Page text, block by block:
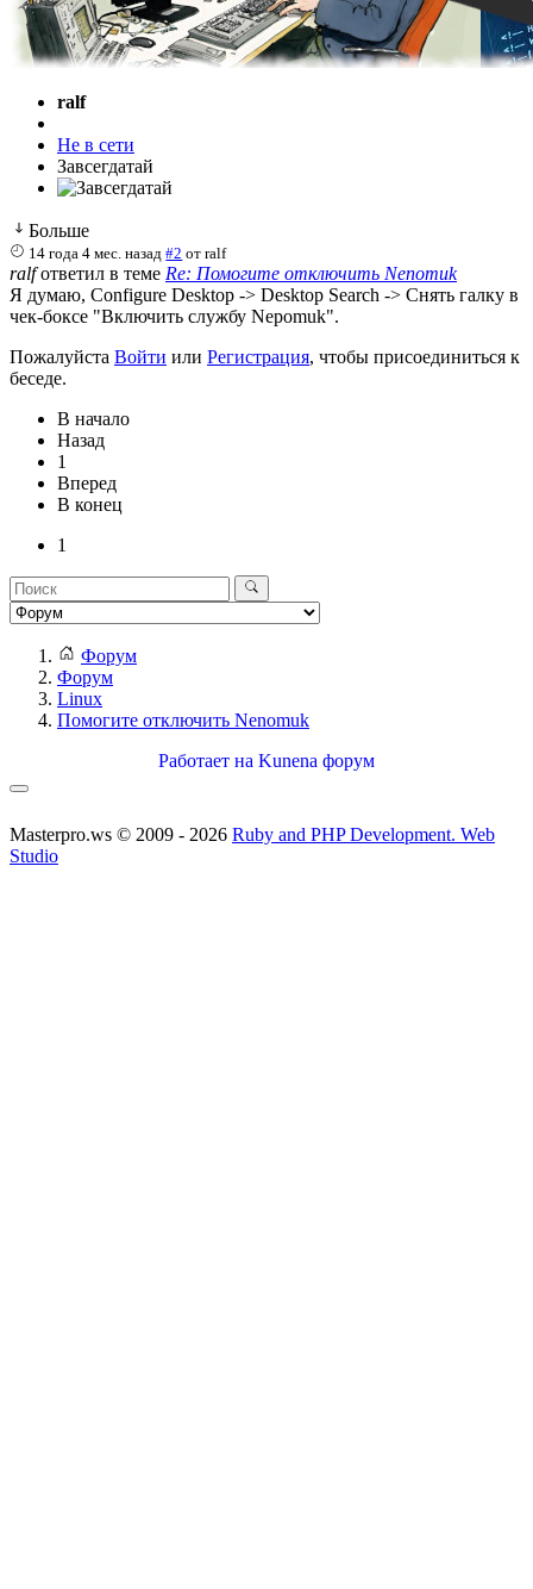
ralf
Не в сети
Завсегдатай
Больше
14 года 4 мес. назад #2 отralf
ralfответил в теме Re: Помогите отключить Nenomuk
Я думаю, Configure Desktop -> Desktop Search -> Снять галку в
чек-боксе "Включить службу Nepomuk".
Пожалуйста Войти или Регистрация, чтобы присоединиться к
беседе.
В начало
Назад
1
Вперед
В конец
1
Форум
Форум
Linux
Помогите отключить Nenomuk
Работает на Kunena форум
Masterpro.ws © 2009 - 2026 Ruby and PHP Development. Web
Studio